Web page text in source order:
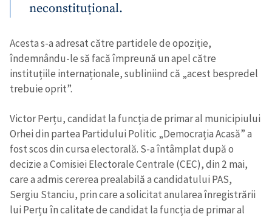
neconstituțional.
Acesta s-a adresat către partidele de opoziție,
îndemnându-le să facă împreună un apel către
instituțiile internaționale, subliniind că „acest bespredel
trebuie oprit”.
Victor Perțu, candidat la funcția de primar al municipiului
Orhei din partea Partidului Politic „Democrația Acasă” a
fost scos din cursa electorală. S-a întâmplat după o
decizie a Comisiei Electorale Centrale (CEC), din 2 mai,
care a admis cererea prealabilă a candidatului PAS,
Sergiu Stanciu, prin care a solicitat anularea înregistrării
lui Perțu în calitate de candidat la funcția de primar al